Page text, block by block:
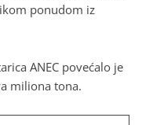
ponudom iz
ANEC povećalo je
miliona tona.